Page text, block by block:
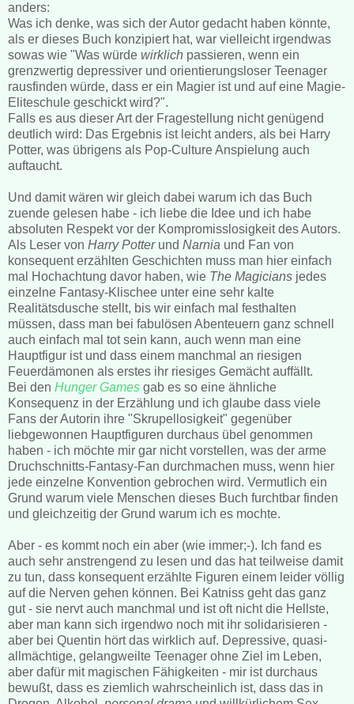
anders:
Was ich denke, was sich der Autor gedacht haben könnte,
als er dieses Buch konzipiert hat, war vielleicht irgendwas
sowas wie "Was würde wirklich passieren, wenn ein
grenzwertig depressiver und orientierungsloser Teenager
rausfinden würde, dass er ein Magier ist und auf eine Magie-
Eliteschule geschickt wird?".
Falls es aus dieser Art der Fragestellung nicht genügend
deutlich wird: Das Ergebnis ist leicht anders, als bei Harry
Potter, was übrigens als Pop-Culture Anspielung auch
auftaucht.
Und damit wären wir gleich dabei warum ich das Buch
zuende gelesen habe - ich liebe die Idee und ich habe
absoluten Respekt vor der Kompromisslosigkeit des Autors.
Als Leser von Harry Potterund Narnia und Fan von
konsequent erzählten Geschichten muss man hier einfach
mal Hochachtung davor haben, wie The Magicians jedes
einzelne Fantasy-Klischee unter eine sehr kalte
Realitätsdusche stellt, bis wir einfach mal festhalten
müssen, dass man bei fabulösen Abenteuern ganz schnell
auch einfach mal tot sein kann, auch wenn man eine
Hauptfigur ist und dass einem manchmal an riesigen
Feuerdämonen als erstes ihr riesiges Gemächt auffällt.
Bei den Hunger Games gab es so eine ähnliche
Konsequenz in der Erzählung und ich glaube dass viele
Fans der Autorin ihre "Skrupellosigkeit" gegenüber
liebgewonnen Hauptfiguren durchaus übel genommen
haben - ich möchte mir gar nicht vorstellen, was der arme
Druchschnitts-Fantasy-Fan durchmachen muss, wenn hier
jede einzelne Konvention gebrochen wird. Vermutlich ein
Grund warum viele Menschen dieses Buch furchtbar finden
und gleichzeitig der Grund warum ich es mochte.
Aber - es kommt noch ein aber (wie immer;-). Ich fand es
auch sehr anstrengend zu lesen und das hat teilweise damit
zu tun, dass konsequent erzählte Figuren einem leider völlig
auf die Nerven gehen können. Bei Katniss geht das ganz
gut - sie nervt auch manchmal und ist oft nicht die Hellste,
aber man kann sich irgendwo noch mit ihr solidarisieren -
aber bei Quentin hört das wirklich auf. Depressive, quasi-
allmächtige, gelangweilte Teenager ohne Ziel im Leben,
aber dafür mit magischen Fähigkeiten - mir ist durchaus
bewußt, dass es ziemlich wahrscheinlich ist, dass das in